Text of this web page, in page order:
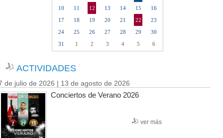
10
11 12 13 14 15
16
17
18 19 20 21 22
23
24
25 26 27 28 29
30
31
1 2 3 4 5 6
ACTIVIDADES
de julio de 2026 | 13 de agosto de 2026
Conciertos de Verano 2026
ver más